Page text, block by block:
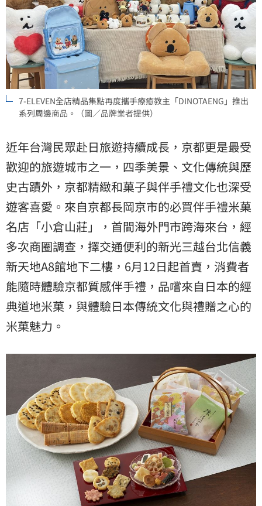
7-ELEVEN全店精品集點再度攜手療癒教主「DINOTAENG」推出
系列周邊商品。（圖／品牌業者提供）
近年台灣民眾赴日旅遊持續成長，京都更是最受
歡迎的旅遊城市之一，四季美景、文化傳統與歷
史古蹟外，京都精緻和菓子與伴手禮文化也深受
遊客喜愛。來自京都長岡京市的必買伴手禮米菓
名店「小倉山莊」，首間海外門市跨海來台，經
多次商圈調查，擇交通便利的新光三越台北信義
新天地A8館地下二樓，6月12日起首賣，消費者
能隨時體驗京都質感伴手禮，品嚐來自日本的經
典道地米菓，與體驗日本傳統文化與禮贈之心的
米菓魅力。